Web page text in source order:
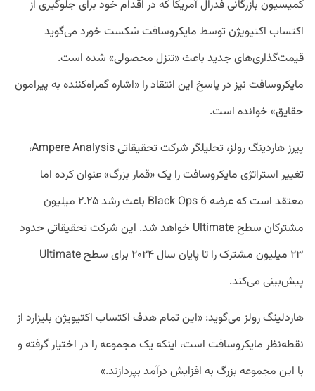
کمیسیون بازرگانی فدرال آمریکا که در اقدام خود برای جلوگیری از
اکتساب اکتیویژن توسط مایکروسافت شکست خورد می‌گوید
قیمت‌گذاری‌های جدید باعث «تنزل محصولی» شده است.
مایکروسافت نیز در پاسخ این انتقاد را «اشاره گمراه‌کننده به پیرامون
حقایق» خوانده است.
پیرز هاردینگ رولز، تحلیلگر شرکت تحقیقاتی Ampere Analysis،
تغییر استراتژی مایکروسافت را یک «قمار بزرگ» عنوان کرده اما
معتقد است که عرضه Black Ops 6 باعث رشد ۲.۲۵ میلیون
مشترکان سطح Ultimate خواهد شد. این شرکت تحقیقاتی حدود
۲۳ میلیون مشترک را تا پایان سال ۲۰۲۴ برای سطح Ultimate
پیش‌بینی می‌کند.
هاردلینگ رولز می‌گوید: «این تمام هدف اکتساب اکتیویژن بلیزارد از
نقطه‌نظر مایکروسافت است، اینکه یک مجموعه را در اختیار گرفته و
با این مجموعه بزرگ به افزایش درآمد بپردازند.»